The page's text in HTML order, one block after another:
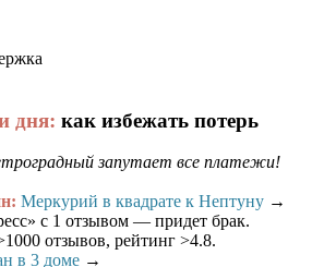
дня: как избежать потерь
запутает все платежи!
Меркурий в квадрате к Нептуну →
с 1 отзывом — придет брак.
отзывов, рейтинг >4.8.
в 3 доме →